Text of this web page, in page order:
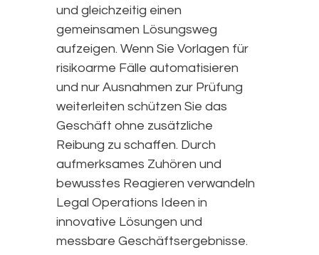
und gleichzeitig einen
gemeinsamen Lösungsweg
aufzeigen. Wenn Sie Vorlagen für
risikoarme Fälle automatisieren
und nur Ausnahmen zur Prüfung
weiterleiten schützen Sie das
Geschäft ohne zusätzliche
Reibung zu schaffen. Durch
aufmerksames Zuhören und
bewusstes Reagieren verwandeln
Legal Operations Ideen in
innovative Lösungen und
messbare Geschäftsergebnisse.